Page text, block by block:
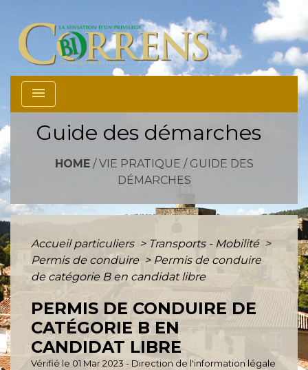
menu
Guide des démarches
HOME/ VIE PRATIQUE / GUIDE DES
DÉMARCHES
Accueil particuliers > Transports - Mobilité >
Permis de conduire > Permis de conduire
de catégorie B en candidat libre
PERMIS DE CONDUIRE DE
CATÉGORIE B EN
CANDIDAT LIBRE
Vérifié le 01 Mar 2023 - Direction de l'information légale